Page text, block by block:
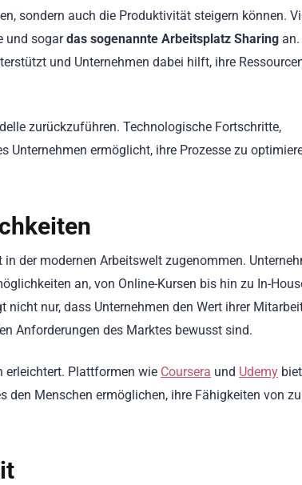
sondern auch die Produktivität steigern können.
und sogardas sogenannte Arbeitsplatz Sharing an.
und Unternehmen dabei hilft, ihre
zurückzuführen. Technologische Fortschritte,
Unternehmen ermöglicht, ihre Prozesse zu
der modernen Arbeitswelt zugenommen.
an, von Online-Kursen bis hin zu In-
nur, dass Unternehmen den Wert ihrer
Anforderungen des Marktes bewusst sind.
erleichtert. Plattformen wie Coursera und Udemy
den Menschen ermöglichen, ihre Fähigkeiten von